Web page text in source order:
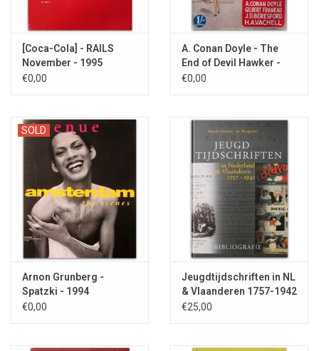
[Coca-Cola] - RAILS
November - 1995
€0,00
A. Conan Doyle - The
End of Devil Hawker -
1930
€0,00
SOLD
Arnon Grunberg -
Spatzki - 1994
€0,00
Jeugdtijdschriften in NL
& Vlaanderen 1757-1942
€25,00